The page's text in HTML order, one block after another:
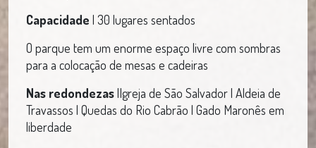
Capacidade | 30 lugares sentados
O parque tem um enorme espaço livre com sombras
para a colocação de mesas e cadeiras
Nas redondezas|Igreja de São Salvador | Aldeia de
Travassos | Quedas do Rio Cabrão | Gado Maronês em
liberdade